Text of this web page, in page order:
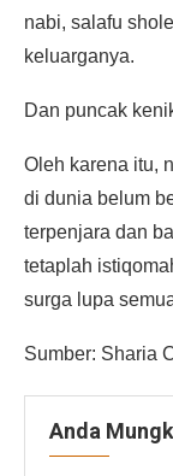
nabi, salafu
keluarganya.
Dan puncak
Oleh karena itu,
di dunia belum
terpenjara dan
tetaplah
surga lupa
Sumber: Sharia
Anda